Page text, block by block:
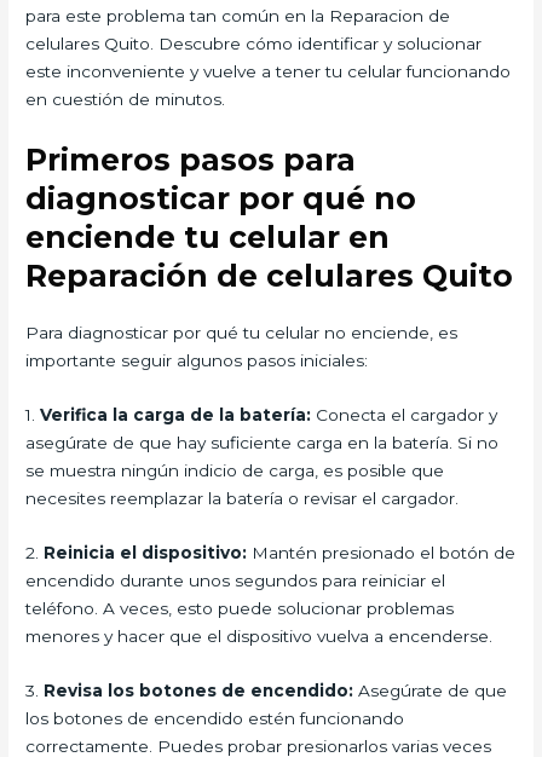
para este problema tan común en la Reparacion de
celulares Quito. Descubre cómo identificar y solucionar
este inconveniente y vuelve a tener tu celular funcionando
en cuestión de minutos.
Primeros pasos para
diagnosticar por qué no
enciende tu celular en
Reparación de celulares Quito
Para diagnosticar por qué tu celular no enciende, es
importante seguir algunos pasos iniciales:
1.Verifica la carga de la batería: Conecta el cargador y
asegúrate de que hay suficiente carga en la batería. Si no
se muestra ningún indicio de carga, es posible que
necesites reemplazar la batería o revisar el cargador.
2. Reinicia el dispositivo: Mantén presionado el botón de
encendido durante unos segundos para reiniciar el
teléfono. A veces, esto puede solucionar problemas
menores y hacer que el dispositivo vuelva a encenderse.
3. Revisa los botones de encendido: Asegúrate de que
los botones de encendido estén funcionando
correctamente. Puedes probar presionarlos varias veces